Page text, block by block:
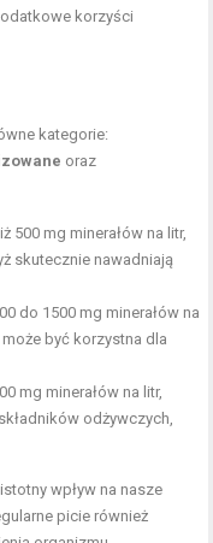
korzyści
kategorie:
oraz
500 mg minerałów na litr,
skutecznie nawadniają
do 1500 mg minerałów na
być korzystna dla
mg minerałów na litr,
odżywczych,
wpływ na nasze
picie również